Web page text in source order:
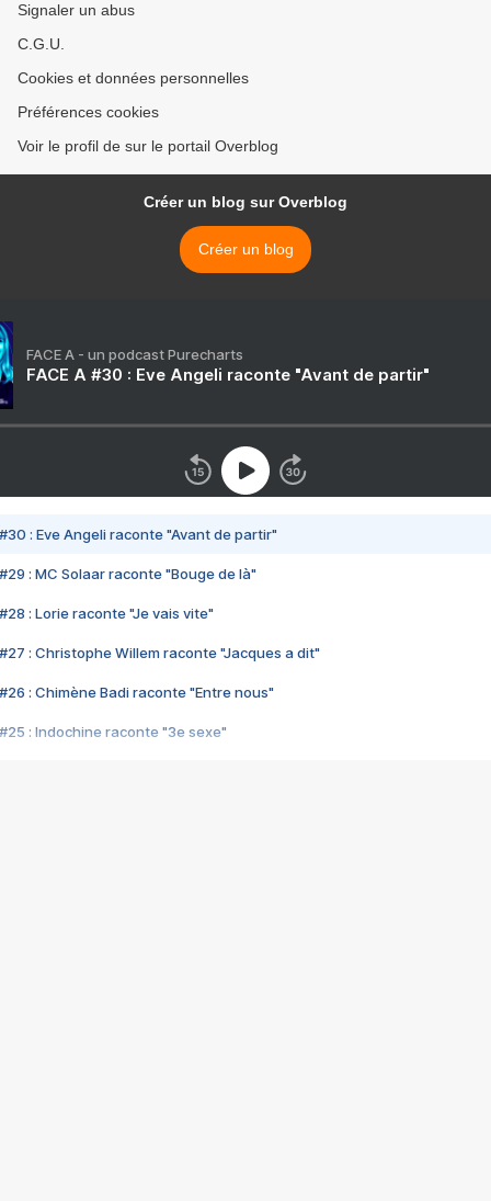
Signaler un abus
C.G.U.
Cookies et données personnelles
Préférences cookies
Voir le profil de sur le portail Overblog
Créer un blog sur Overblog
Créer un blog
FACE A - un podcast Purecharts
FACE A #30 : Eve Angeli raconte "Avant de partir"
#30 : Eve Angeli raconte "Avant de partir"
#29 : MC Solaar raconte "Bouge de là"
#28 : Lorie raconte "Je vais vite"
#27 : Christophe Willem raconte "Jacques a dit"
#26 : Chimène Badi raconte "Entre nous"
#25 : Indochine raconte "3e sexe"